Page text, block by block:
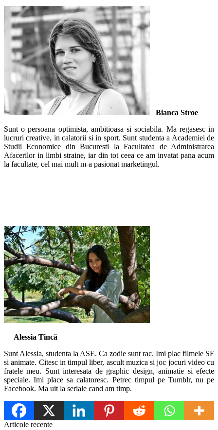
Bianca Stroe
Sunt o persoana optimista, ambitioasa si sociabila. Ma regasesc in
lucruri creative, in calatorii si in sport. Sunt studenta a Academiei de
Studii Economice din Bucuresti la Facultatea de Administrarea
Afacerilor in limbi straine, iar din tot ceea ce am invatat pana acum
la facultate, cel mai mult m-a pasionat marketingul.
Alessia Tincă
Sunt Alessia, studenta la ASE. Ca zodie sunt rac. Imi plac filmele SF
si animate. Citesc in timpul liber, ascult muzica si joc jocuri video cu
fratele meu. Sunt interesata de graphic design, animatie si efecte
speciale. Imi place sa calatoresc. Petrec timpul pe Tumblr, nu pe
Facebook. Ma uit la seriale cand am timp.
Articole recente